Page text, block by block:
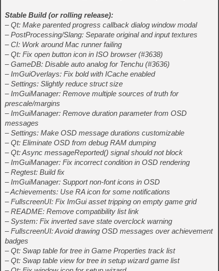
Stable Build (or rolling release):
– Qt: Make parented progress callback dialog window modal
– PostProcessing/Slang: Separate original and input textures
– CI: Work around Mac runner failing
– Qt: Fix open button icon in ISO browser (#3638)
– GameDB: Disable auto analog for Tenchu (#3636)
– ImGuiOverlays: Fix bold with ICache enabled
– Settings: Slightly reduce struct size
– ImGuiManager: Remove multiple sources of truth for
prescale/margins
– ImGuiManager: Remove duration parameter from OSD
messages
– Settings: Make OSD message durations customizable
– Qt: Eliminate OSD from debug RAM dumping
– Qt: Async messageReported() signal should not block
– ImGuiManager: Fix incorrect condition in OSD rendering
– Regtest: Build fix
– ImGuiManager: Support non-font icons in OSD
– Achievements: Use RA icon for some notifications
– FullscreenUI: Fix ImGui asset tripping on empty game grid
– README: Remove compatibility list link
– System: Fix inverted save state overclock warning
– FullscreenUI: Avoid drawing OSD messages over achievement
badges
– Qt: Swap table for tree in Game Properties track list
– Qt: Swap table view for tree in setup wizard game list